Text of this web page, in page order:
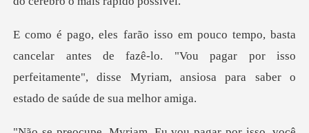
antes de fazê-lo. "Vou pagar por isso
perfeitamente", disse My